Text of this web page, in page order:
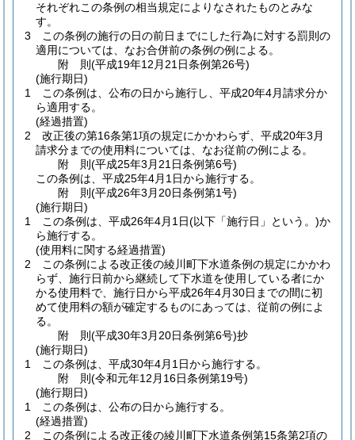
それぞれこの条例の相当規定によりなされたものとみな
す。
3
この条例の施行の日の前日までにした行為に対する罰則の
適用については、なお合併前の条例の例による。
附 則(平成19年12月21日条例第26号)
(施行期日)
1
この条例は、公布の日から施行し、平成20年4月請求分か
ら適用する。
(経過措置)
2
改正後の第16条第1項の規定にかかわらず、平成20年3月
請求分までの使用料については、なお従前の例による。
附 則(平成25年3月21日条例第6号)
この条例は、平成25年4月1日から施行する。
附 則(平成26年3月20日条例第1号)
(施行期日)
1
この条例は、平成26年4月1日(以下「施行日」という。)か
ら施行する。
(使用料に関する経過措置)
2
この条例による改正後の綾川町下水道条例の規定にかかわ
らず、施行日前から継続して下水道を使用している者にか
かる使用料で、施行日から平成26年4月30日までの間に初
めて使用料の額が確定するものにあっては、従前の例によ
る。
附 則(平成30年3月20日条例第6号)抄
(施行期日)
1
この条例は、平成30年4月1日から施行する。
附 則(令和元年12月16日条例第19号)
(施行期日)
1
この条例は、公布の日から施行する。
(経過措置)
2
この条例による改正後の綾川町下水道条例第15条第2項の